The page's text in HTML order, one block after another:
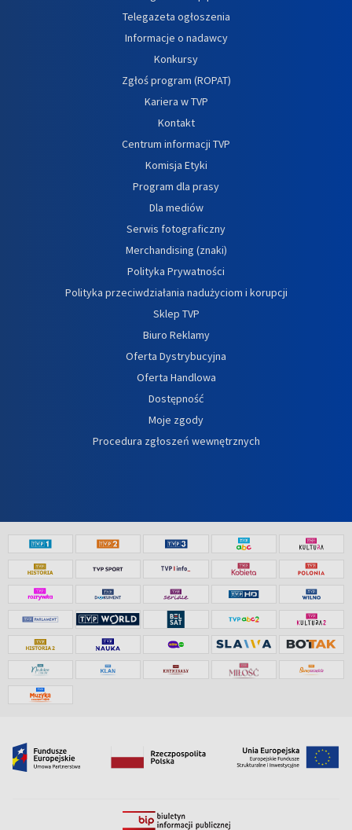
Telegazeta ogłoszenia
Informacje o nadawcy
Konkursy
Zgłoś program (ROPAT)
Kariera w TVP
Kontakt
Centrum informacji TVP
Komisja Etyki
Program dla prasy
Dla mediów
Serwis fotograficzny
Merchandising (znaki)
Polityka Prywatności
Polityka przeciwdziałania nadużyciom i korupcji
Sklep TVP
Biuro Reklamy
Oferta Dystrybucyjna
Oferta Handlowa
Dostępność
Moje zgody
Procedura zgłoszeń wewnętrznych